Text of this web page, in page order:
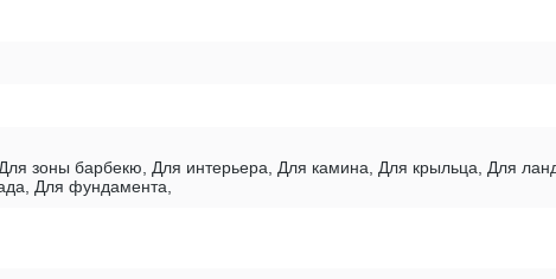
зоны барбекю, Для интерьера, Для камина, Для крыльца, Для
Для фундамента,